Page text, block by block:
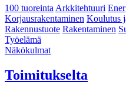
100 tuoreintaArkkitehtuuri
Korjausrakentaminen Koulutus
Rakennustuote Rakentaminen
Työelämä
Näkökulmat
Toimitukselta